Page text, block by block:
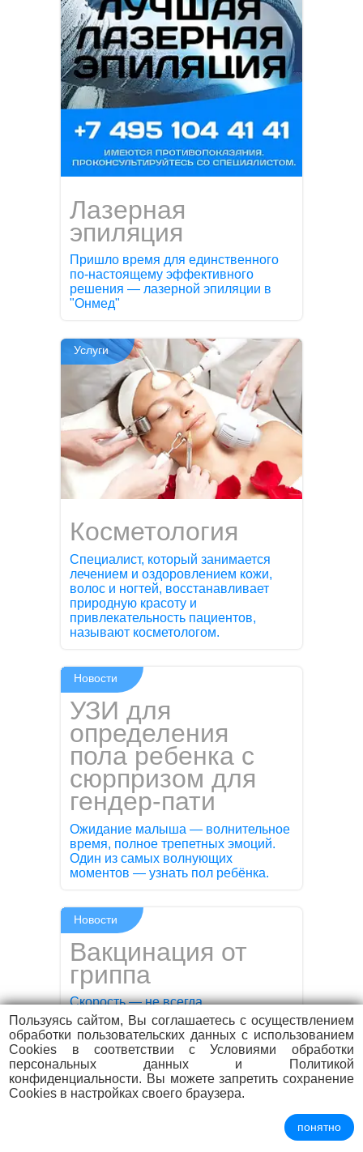
Лазерная
эпиляция
Пришло время для единственного
по-настоящему эффективного
решения — лазерной эпиляции в
"Онмед"
Косметология
Специалист, который занимается
лечением и оздоровлением кожи,
волос и ногтей, восстанавливает
природную красоту и
привлекательность пациентов,
называют косметологом.
Услуги
УЗИ для
определения
пола ребенка с
сюрпризом для
гендер-пати
Ожидание малыша — волнительное
время, полное трепетных эмоций.
Один из самых волнующих
моментов — узнать пол ребёнка.
Новости
Вакцинация от
гриппа
Скорость — не всегда
преимущество. Особенно когда речь
идет о скорости распространения
гриппа.
Новости
Акции
Пользуясь сайтом, Вы соглашаетесь с осуществлением
обработки пользовательских данных с использованием
Cookies в соответствии с Условиями обработки
персональных данных и Политикой
конфиденциальности. Вы можете запретить сохранение
Cookies в настройках своего браузера.
понятно